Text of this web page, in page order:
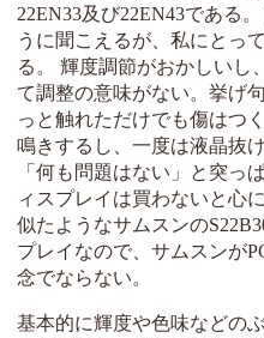
22EN33及び22EN43である
うに聞こえるが、私にとっ
る。 輝度調節がおかしいし
て調整の意味がない。挙げ
っと触れただけでも傷はつ
鳴きするし、一度は液晶抜
「何も問題はない」と突っ
ィスプレイは買わないと心
似たようなサムスンの
プレイなので、サムスンが
念でならない。
基本的に輝度や色味などの